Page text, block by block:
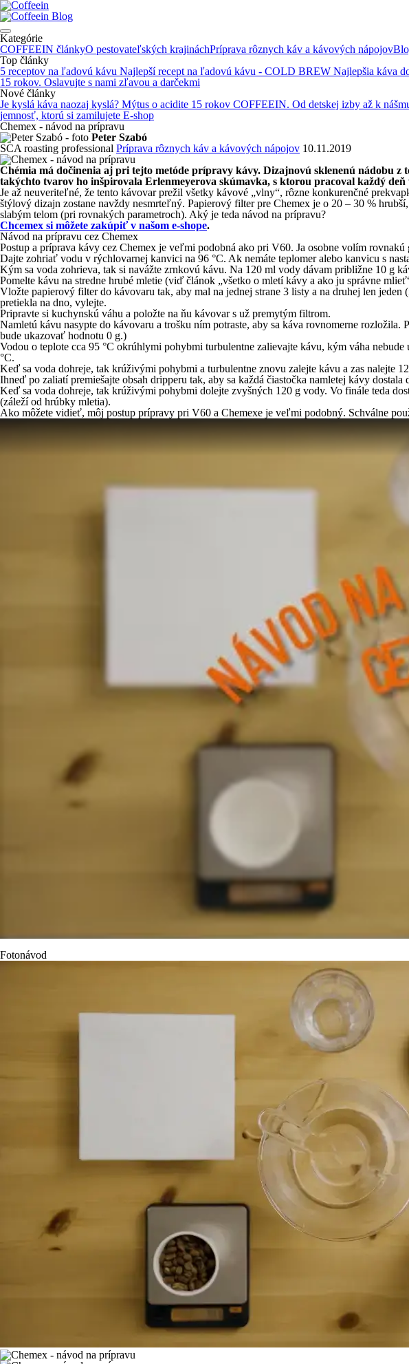
Blog
Kategórie
COFFEEIN článkyO pestovateľských krajináchPríprava rôznych káv a kávových nápojov
Top články
5 receptov na ľadovú kávu Najlepší recept na ľadovú kávu - COLD BREW Najlepšia káva
15 rokov. Oslavujte s nami zľavou a darčekmi
Nové články
Je kyslá káva naozaj kyslá? Mýtus o acidite 15 rokov COFFEEIN. Od detskej izby až k
jemnosť, ktorú si zamilujete E-shop
Chemex - návod na prípravu
Peter Szabó
SCA roasting professional Príprava rôznych káv a kávových nápojov 10.11.2019
Chémia má dočinenia aj pri tejto metóde prípravy kávy. Dizajnovú sklenenú nádobu
takýchto tvarov ho inšpirovala Erlenmeyerova skúmavka, s ktorou pracoval každý
Je až neuveriteľné, že tento kávovar prežil všetky kávové „vlny“, rôzne konkurenčné
štýlový dizajn zostane navždy nesmrteľný. Papierový filter pre Chemex je o 20 – 30 %
slabým telom (pri rovnakých parametroch). Aký je teda návod na prípravu?
Chcemex si môžete zakúpiť v našom e-shope.
Návod na prípravu cez Chemex
Postup a príprava kávy cez Chemex je veľmi podobná ako pri V60. Ja osobne volím
Dajte zohriať vodu v rýchlovarnej kanvici na 96 °C. Ak nemáte teplomer alebo kanvicu s
Kým sa voda zohrieva, tak si navážte zrnkovú kávu. Na 120 ml vody dávam približne 10 g
Pomelte kávu na stredne hrubé mletie (viď článok „všetko o mletí kávy a ako ju správne
Vložte papierový filter do kávovaru tak, aby mal na jednej strane 3 listy a na druhej len
pretiekla na dno, vylejte.
Pripravte si kuchynskú váhu a položte na ňu kávovar s už premytým filtrom.
Namletú kávu nasypte do kávovaru a trošku ním potraste, aby sa káva rovnomerne
bude ukazovať hodnotu 0 g.)
Vodou o teplote cca 95 °C okrúhlymi pohybmi turbulentne zalievajte kávu, kým váha
°C.
Keď sa voda dohreje, tak krúživými pohybmi a turbulentne znovu zalejte kávu a zas nalejte
Ihneď po zaliatí premiešajte obsah dripperu tak, aby sa každá čiastočka namletej kávy
Keď sa voda dohreje, tak krúživými pohybmi dolejte zvyšných 120 g vody. Vo finále teda
(záleží od hrúbky mletia).
Ako môžete vidieť, môj postup prípravy pri V60 a Chemexe je veľmi podobný. Schválne
Fotonávod